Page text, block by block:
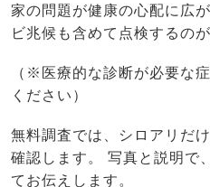
家の問題が健康の心配に広
ビ兆候も含めて点検するの
（※医療的な診断が必要な
ください）
無料調査では、シロアリだ
確認します。 写真と説明で
てお伝えします。